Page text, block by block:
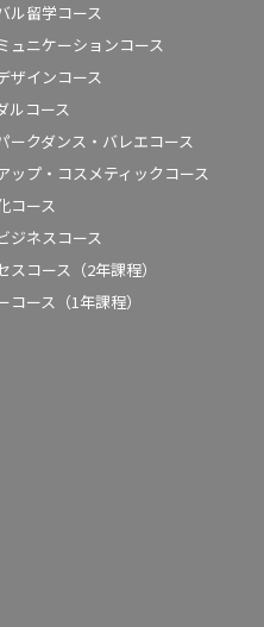
ル留学コース
ュニケーションコース
ザインコース
ルコース
ークダンス・バレエコース
ップ・コスメティックコース
コース
ジネスコース
スコース（2年課程）
コース（1年課程）